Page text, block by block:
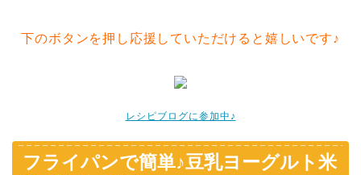
下のボタンを押し応援していただけると嬉しいです♪
レシピブログに参加中♪
フライパンで簡単♪豆乳ヨーグルト米